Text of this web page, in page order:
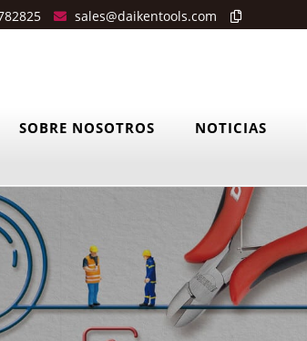
sales@daikentools.com
SOBRE NOSOTROS NOTICIAS